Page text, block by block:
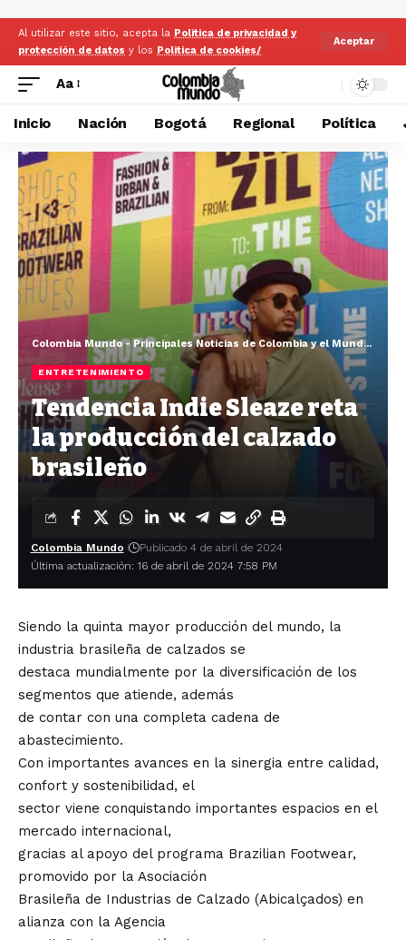
Al utilizar este sitio, acepta la Politica de privacidad y
protección de datos y los Politica de cookies/
Aceptar
Aa
Inicio Nación Bogotá Regional Política
Colombia Mundo - Principales Noticias de Colombia y el Mundo Hoy
ENTRETENIMIENTO
Tendencia Indie Sleaze reta
la producción del calzado
brasileño
Última actualización: 16 de abril de 2024 7:58 PM
Colombia Mundo Publicado 4 de abril de 2024
Siendo la quinta mayor producción del mundo, la
industria brasileña de calzados se
destaca mundialmente por la diversificación de los
segmentos que atiende, además
de contar con una completa cadena de
abastecimiento.
Con importantes avances en la sinergia entre calidad,
confort y sostenibilidad, el
sector viene conquistando importantes espacios en el
mercado internacional,
gracias al apoyo del programa Brazilian Footwear,
promovido por la Asociación
Brasileña de Industrias de Calzado (Abicalçados) en
alianza con la Agencia